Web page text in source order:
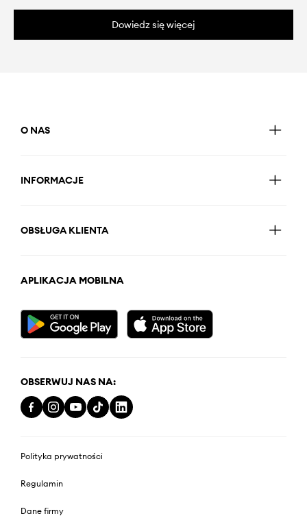
Dowiedz się więcej
O NAS
INFORMACJE
OBSŁUGA KLIENTA
APLIKACJA MOBILNA
OBSERWUJ NAS NA:
Polityka prywatności
Regulamin
Dane firmy